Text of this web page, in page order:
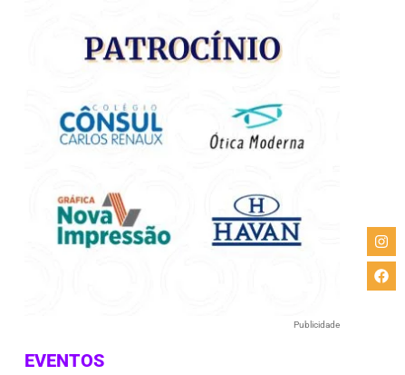
Publicidade
EVENTOS